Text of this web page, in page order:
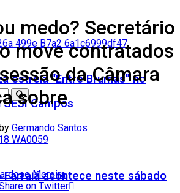
estreia “Entre Brumas” no
Campos
Farraiá acontece neste sábado
medo? Secretário
move contratados
da Câmara
sobre
Germando Santos
Moreira
on Twitter